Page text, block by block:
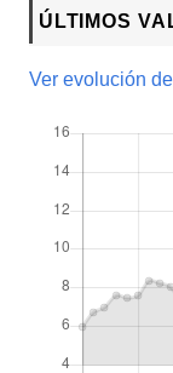
ÚLTIMOS
Ver evolución